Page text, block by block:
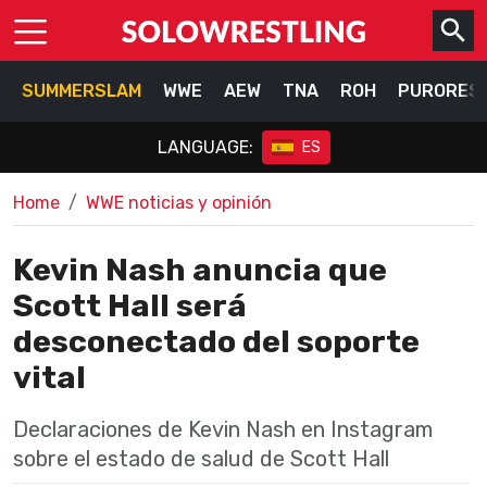
SUMMERSLAM WWE AEW TNA ROH
LANGUAGE: ES
Home WWE noticias y opinión
Kevin Nash anuncia que
Scott Hall será
desconectado del soporte
vital
Declaraciones de Kevin Nash en Instagram
sobre el estado de salud de Scott Hall